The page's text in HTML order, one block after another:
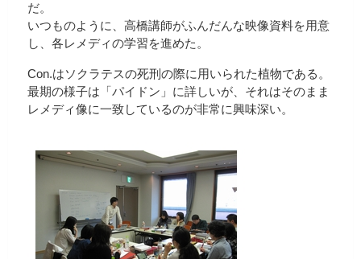
だ。
いつものように、高橋講師がふんだんな映像資料を用意
し、各レメディの学習を進めた。
Con.はソクラテスの死刑の際に用いられた植物である。
最期の様子は「パイドン」に詳しいが、それはそのまま
レメディ像に一致しているのが非常に興味深い。